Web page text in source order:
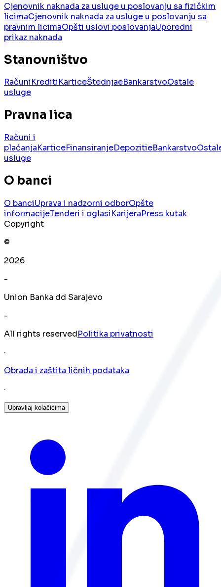
Cjenovnik naknada za usluge u poslovanju sa fizičkim
licimaCjenovnik naknada za usluge u poslovanju sa
pravnim licimaOpšti uslovi poslovanjaUporedni
prikaz naknada
Stanovništvo
RačuniKreditiKarticeŠtednjaeBankarstvoOstale
usluge
Pravna lica
Računi i
plaćanjaKarticeFinansiranjeDepozitieBankarstvo
usluge
O banci
O banciUprava i nadzorni odborOpšte
informacijeTenderi i oglasiKarijeraPress kutak
Copyright
©
2026
-
Union Banka dd Sarajevo
-
All rights reservedPolitika privatnosti
·
Obrada i zaštita ličnih podataka
·
Upravljaj kolačićima